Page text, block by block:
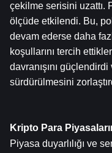
çekilme serisini uzattı.
ölçüde etkilendi. Bu,
devam ederse daha
koşullarını tercih
davranışını
sürdürülmesini
Kripto Para
Piyasa duyarlılığı ve